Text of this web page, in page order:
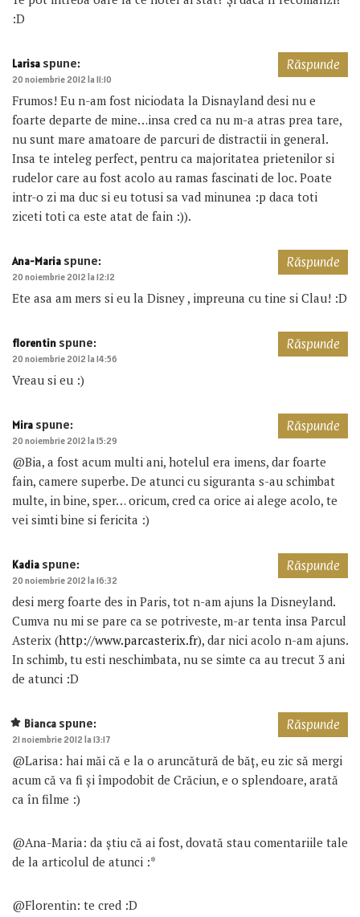
:D
Larisa spune:
20 noiembrie 2012 la 11:10
Frumos! Eu n-am fost niciodata la Disnayland desi nu e
foarte departe de mine…insa cred ca nu m-a atras prea tare,
nu sunt mare amatoare de parcuri de distractii in general.
Insa te inteleg perfect, pentru ca majoritatea prietenilor si
rudelor care au fost acolo au ramas fascinati de loc. Poate
intr-o zi ma duc si eu totusi sa vad minunea :p daca toti
ziceti toti ca este atat de fain :)).
Răspunde
Ana-Maria spune:
20 noiembrie 2012 la 12:12
Ete asa am mers si eu la Disney , impreuna cu tine si Clau! :D
Răspunde
florentin spune:
20 noiembrie 2012 la 14:56
Vreau si eu :)
Răspunde
Mira spune:
20 noiembrie 2012 la 15:29
@Bia, a fost acum multi ani, hotelul era imens, dar foarte
fain, camere superbe. De atunci cu siguranta s-au schimbat
multe, in bine, sper… oricum, cred ca orice ai alege acolo, te
vei simti bine si fericita :)
Răspunde
Kadia spune:
20 noiembrie 2012 la 16:32
desi merg foarte des in Paris, tot n-am ajuns la Disneyland.
Cumva nu mi se pare ca se potriveste, m-ar tenta insa Parcul
Asterix (http://www.parcasterix.fr), dar nici acolo n-am ajuns.
In schimb, tu esti neschimbata, nu se simte ca au trecut 3 ani
de atunci :D
Răspunde
Bianca spune:
21 noiembrie 2012 la 13:17
@Larisa: hai măi că e la o aruncătură de băț, eu zic să mergi
acum că va fi și împodobit de Crăciun, e o splendoare, arată
ca în filme :)
@Ana-Maria: da știu că ai fost, dovată stau comentariile tale
de la articolul de atunci :*
@Florentin: te cred :D
Răspunde